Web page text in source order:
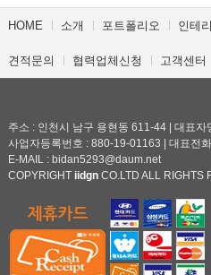
HOME 소개 포트폴리오 인테
견적문의 협력업체신청 고객센터
주소 : 인천시 남구 용현동 611-44 | 대표자
사업자등록번호 : 880-19-01163 | 대표전
E-MAIL : bidan5293@daum.net
COPYRIGHT iidgnCO.LTD ALL